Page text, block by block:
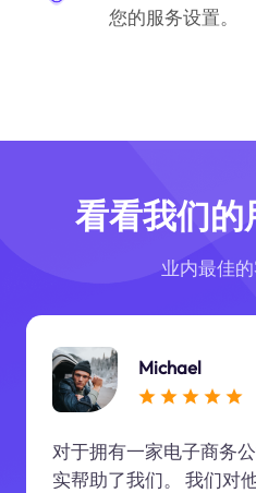
您的服务设置。
看看我们的
业内最佳
Michael
对于拥有一家电子商务
实帮助了我们。 我们对